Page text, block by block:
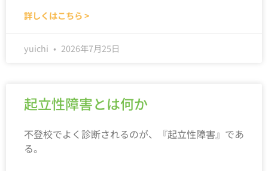
詳しくはこちら >
yuichi 2026年7月25日
起立性障害とは何か
不登校でよく診断されるのが、『起立性障害』であ
る。